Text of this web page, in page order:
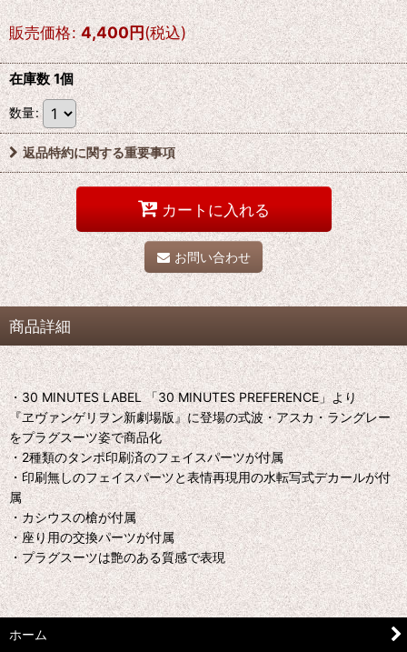
販売価格: 4,400円(税込)
在庫数 1個
数量:
返品特約に関する重要事項
カートに入れる
お問い合わせ
商品詳細
・30 MINUTES LABEL 「30 MINUTES PREFERENCE」より
『ヱヴァンゲリヲン新劇場版』に登場の式波・アスカ・ラングレー
をプラグスーツ姿で商品化
・2種類のタンポ印刷済のフェイスパーツが付属
・印刷無しのフェイスパーツと表情再現用の水転写式デカールが付
属
・カシウスの槍が付属
・座り用の交換パーツが付属
・プラグスーツは艶のある質感で表現
ホーム